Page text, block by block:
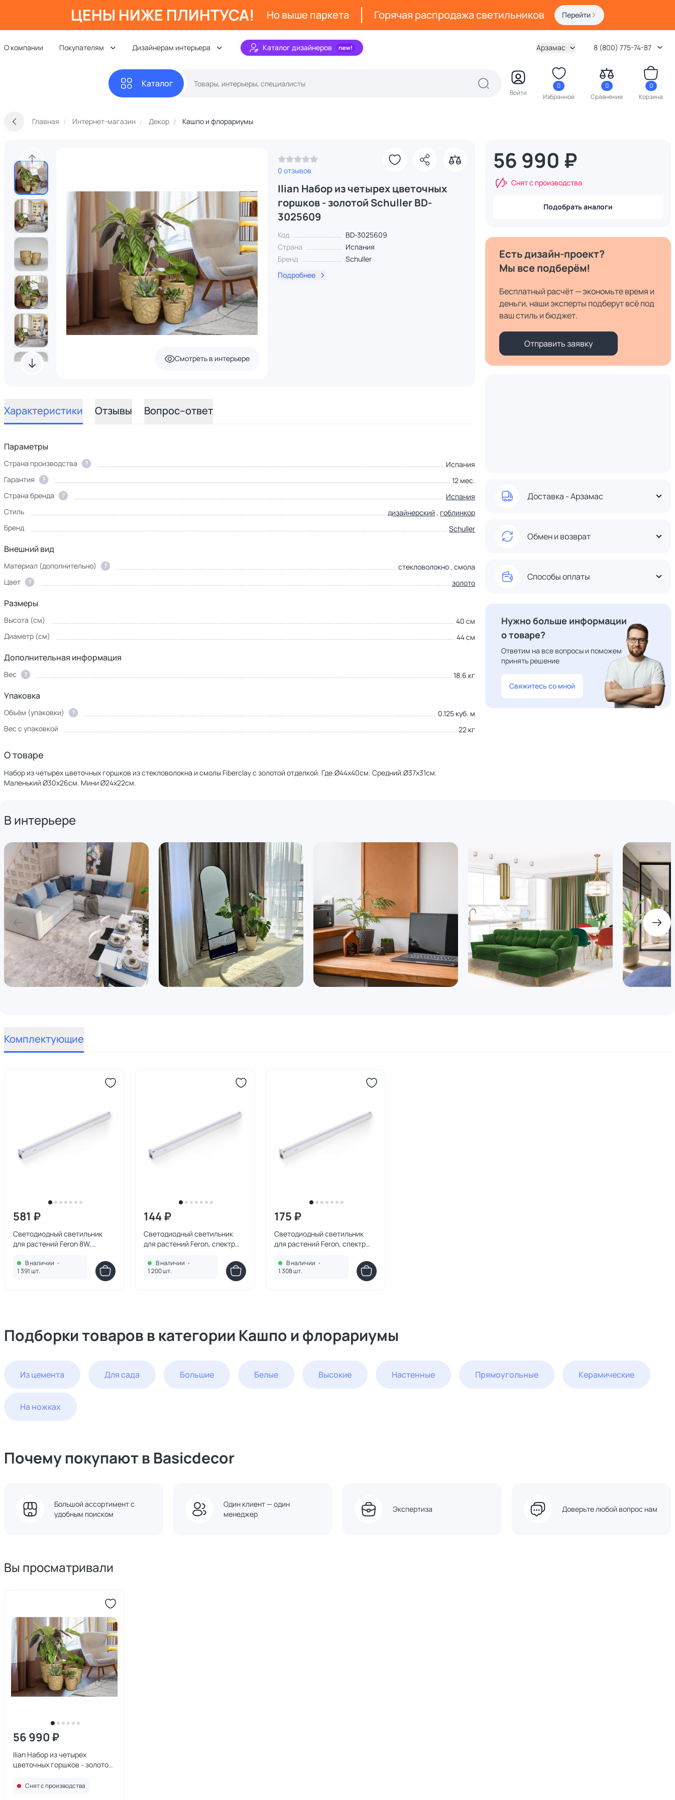
ЦЕНЫ НИЖЕ ПЛИНТУСА! Но выше паркета Горячая распродажа светильников Перейти
О компании Покупателям Дизайнерам интерьера Каталог дизайнеров Арзамас 8 (800) 775-74-87
Каталог
Войти
0
Избранное
0
Сравнение
0
Корзина
Главная Интернет-магазин Декор Кашпо и флорариумы
Смотреть в интерьере
0 отзывов
Ilian Набор из четырех цветочных
горшков - золотой Schuller BD-
3025609
Код
BD-3025609
Страна
Испания
Бренд
Schuller
Подробнее
Характеристики Отзывы Вопрос–ответ
Параметры
Страна производства ?
Испания
Гарантия
?
12 мес.
Страна бренда
?
Испания
Стиль
дизайнерский , гоблинкор
Бренд
Schuller
Внешний вид
Материал (дополнительно) ?
стекловолокно , смола
Цвет
? золото
Размеры
Высота (см)
40 см
Диаметр (см)
44 см
Дополнительная информация
Вес ? 18.6 кг
Упаковка
Объём (упаковки) ?
0.125 куб. м
Вес с упаковкой
22 кг
О товаре
Набор из четырех цветочных горшков из стекловолокна и смолы Fiberclay с золотой отделкой. Где.Ø44х40см. Средний.Ø37x31см.
Маленький Ø30х26см. Мини Ø24х22см.
56 990 ₽
Снят с производства
Подобрать аналоги
Есть дизайн-проект?
Мы все подберём!
Бесплатный расчёт — экономьте время и
деньги, наши эксперты подберут всё под
ваш стиль и бюджет.
Отправить заявку
Доставка - Арзамас
Обмен и возврат
Способы оплаты
Нужно больше информации
о товаре?
Ответим на все вопросы и поможем
принять решение
Свяжитесь со мной
В интерьере
Комплектующие
581 ₽
Светодиодный светильник
для растений Feron 8W,
В наличии •
1 391 шт.
144 ₽
Светодиодный светильник
для растений Feron, спектр
9W, пластик, AL7002 41354
В наличии •
1 200 шт.
175 ₽
Светодиодный светильник
для растений Feron, спектр
14W, пластик, AL7002 41355
В наличии •
1 308 шт.
Подборки товаров в категории Кашпо и флорариумы
Из цемента Для сада Большие Белые Высокие Настенные Прямоугольные Керамические
На ножках
Почему покупают в Basicdecor
Большой ассортимент с
удобным поиском
Один клиент — один
менеджер
Экспертиза Доверьте любой вопрос нам
Вы просматривали
56 990 ₽
Ilian Набор из четырех
цветочных горшков - золотой
Снят с производства